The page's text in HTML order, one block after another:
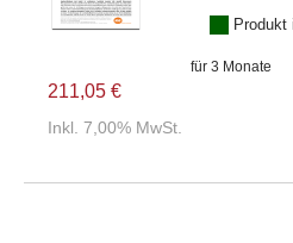
Produkt
für 3 Monate
211,05 €
Inkl. 7,00% MwSt.